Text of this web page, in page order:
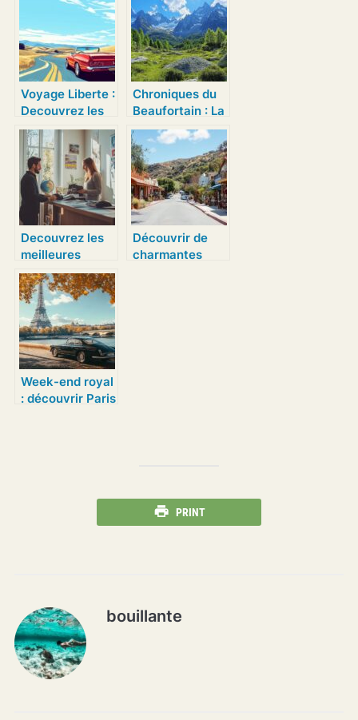
des Cévennes
en France pour
petits et grands
Piémont
Voyage Liberte :
Decouvrez les
Plus Beaux
Circuits du
Tourisme Auto
en Europe
Chroniques du
Beaufortain : La
memoire des
bergers de la
Croix du
Bonhomme au
Refuge du
Presset
Decouvrez les
meilleures
agences de
voyage a
Auxerre : guide
special pour
etudiants petit
budget
Découvrir de
charmantes
Week-end royal
: découvrir Paris
PRINT
bouillante